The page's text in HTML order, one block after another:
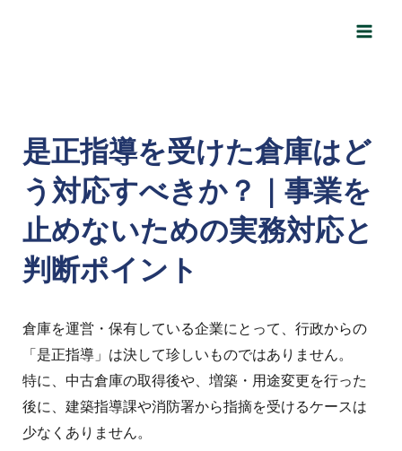
Main
是正指導を受けた倉庫はど
う対応すべきか？｜事業を
止めないための実務対応と
判断ポイント
倉庫を運営・保有している企業にとって、行政からの
「是正指導」は決して珍しいものではありません。
特に、中古倉庫の取得後や、増築・用途変更を行った
後に、建築指導課や消防署から指摘を受けるケースは
少なくありません。